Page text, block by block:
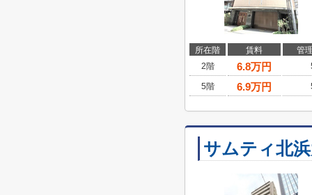
所在階 賃料
管
2階
6.8万円
5階 6.9万円
サムティ北